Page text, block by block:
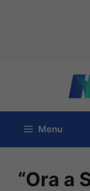
contenuto
Menu
“Ora a